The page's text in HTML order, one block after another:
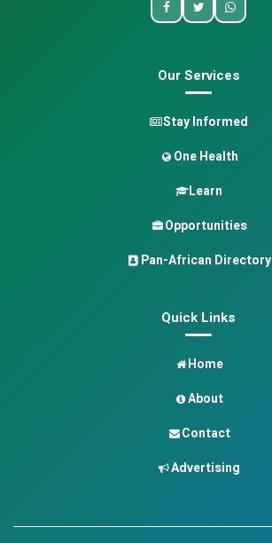
Our Services
Stay Informed
One Health
Learn
Opportunities
Pan-African Directory
Quick Links
Home
About
Contact
Advertising